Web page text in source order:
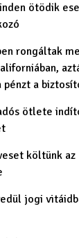
ötödik
rongáltak
a
ötlete
költünk az
jogi